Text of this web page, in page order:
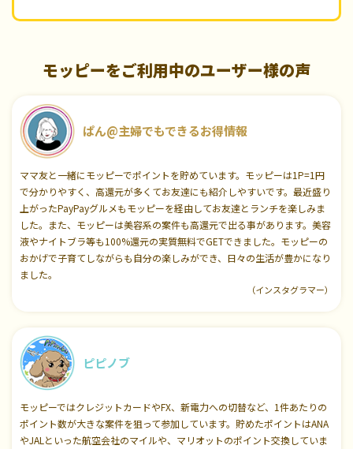
モッピーをご利用中のユーザー様の声
ぱん@主婦でもできるお得情報
ママ友と一緒にモッピーでポイントを貯めています。モッピーは1P=1円
で分かりやすく、高還元が多くてお友達にも紹介しやすいです。最近盛り
上がったPayPayグルメもモッピーを経由してお友達とランチを楽しみま
した。また、モッピーは美容系の案件も高還元で出る事があります。美容
液やナイトブラ等も100%還元の実質無料でGETできました。モッピーの
おかげで子育てしながらも自分の楽しみができ、日々の生活が豊かになり
ました。
（インスタグラマー）
ピピノブ
モッピーではクレジットカードやFX、新電力への切替など、1件あたりの
ポイント数が大きな案件を狙って参加しています。貯めたポイントはANA
やJALといった航空会社のマイルや、マリオットのポイント交換していま